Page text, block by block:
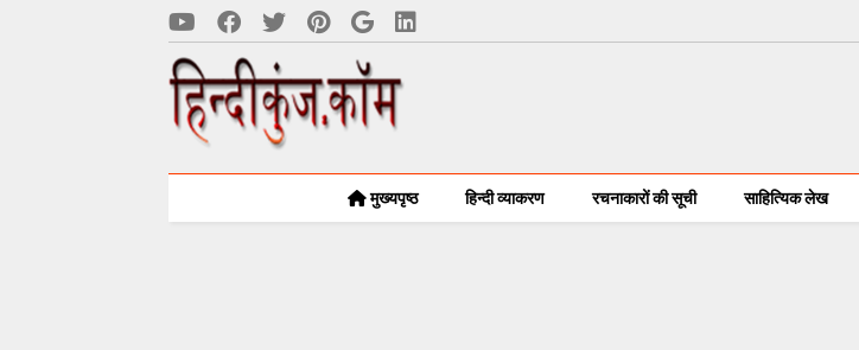
मुख्यपृष्ठ हिन्दी व्याकरण रचनाकारों की सूची साहित्यिक लेख